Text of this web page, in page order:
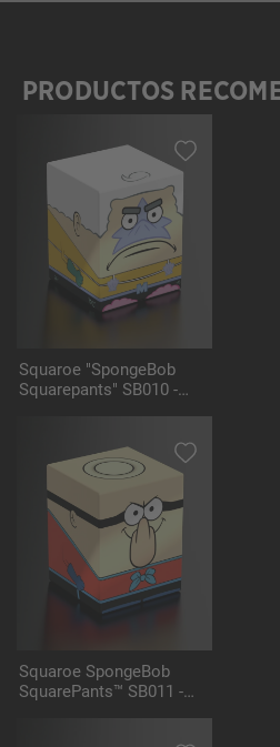
Omitir la galería de productos
PRODUCTOS
Squaroe "SpongeBob
Squarepants" SB010 -
Squaroe SpongeBob
SquarePants™ SB011 -